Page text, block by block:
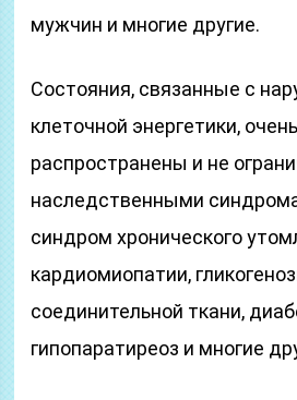
мужчин и многие другие.
Состояния, связанные с
клеточной энергетики, очень
распространены и не
наследственными
синдром хронического
кардиомиопатии,
соединительной ткани,
гипопаратиреоз и многие